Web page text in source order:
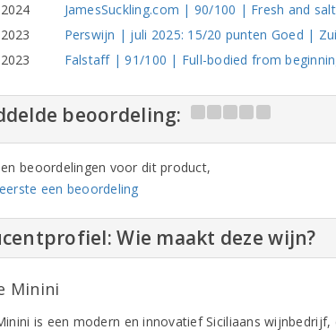
2024
JamesSuckling.com | 90/100 | Fresh and
2023
Perswijn | juli 2025: 15/20 punten Goed |
2023
Falstaff | 91/100 | Full-bodied from
beoordeling:
beoordelingen voor dit product,
een beoordeling
Wie maakt deze wijn?
Minini
is een modern en innovatief Siciliaans